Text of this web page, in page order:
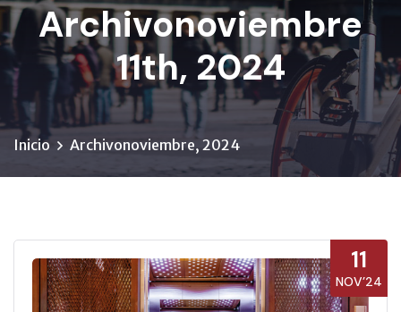
Archivonoviembre
11th, 2024
Inicio Archivonoviembre, 2024
11
NOV’24